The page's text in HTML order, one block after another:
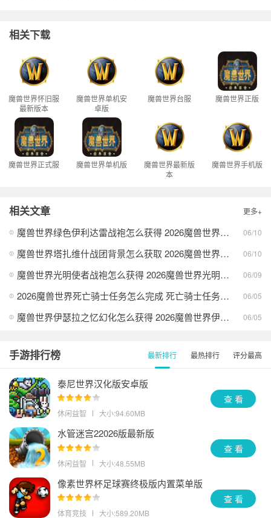
相关下载
魔兽世界怀旧服
最新版本
魔兽世界单机安
卓版
魔兽世界台服 魔兽世界正版
魔兽世界正式服 魔兽世界单机版
魔兽世界最新版
本
魔兽世界手机版
相关文章 更多+
魔兽世界绿色伊利达雷战袍怎么获得 2026魔兽世界绿色伊利达雷战袍获取方法 06/10
魔兽世界塔扎维什战团背景怎么获取 2026魔兽世界塔扎维什战团背景获得攻略 06/10
魔兽世界光明使者战袍怎么获得 2026魔兽世界光明使者战袍获得方法 06/09
2026魔兽世界死亡骑士任务怎么完成 死亡骑士任务攻略 06/05
魔兽世界伊瑟拉之忆幻化怎么获得 2026魔兽世界伊瑟拉之忆幻化获取方法 06/05
手游排行榜 最新排行 最热排行 评分最高
泰尼世界汉化版安卓版
休闲益智 大小:94.60MB
查 看
水管迷宫22026版最新版
休闲益智 大小:48.55MB
查 看
像素世界杯足球赛终极版内置菜单版
体育竞技 大小:589.20MB
查 看